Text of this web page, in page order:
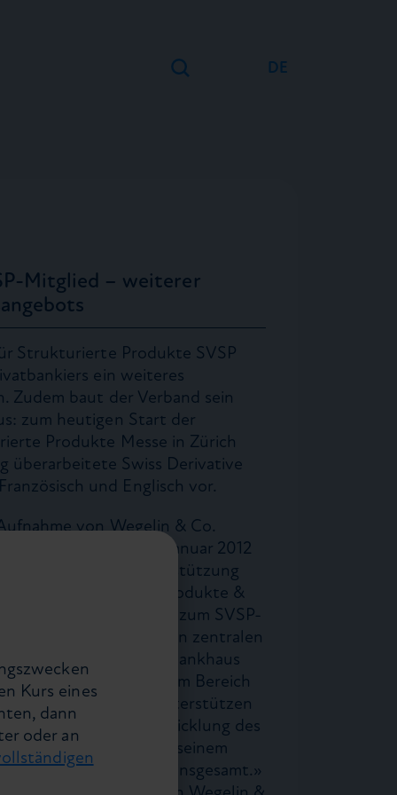
DE
Mitglied – weiterer
Strukturierte Produkte SVSP
ein weiteres
Zudem baut der Verband sein
zum heutigen Start der
Produkte Messe in Zürich
überarbeitete Swiss Derivative
und Englisch vor.
von Wegelin & Co.
der Schweiz, per 1. Januar 2012
der breiteren Marktabstützung
und Leiter Produkte &
äussert sich zum SVSP-
Produkte bilden einen zentralen
Unser Bankhaus
Anbietern im Bereich
unserem Beitritt unterstützen
zur Weiterentwicklung des
Produkte und in seinem
Schweiz insgesamt.»
Kurs eines
dann
oder an